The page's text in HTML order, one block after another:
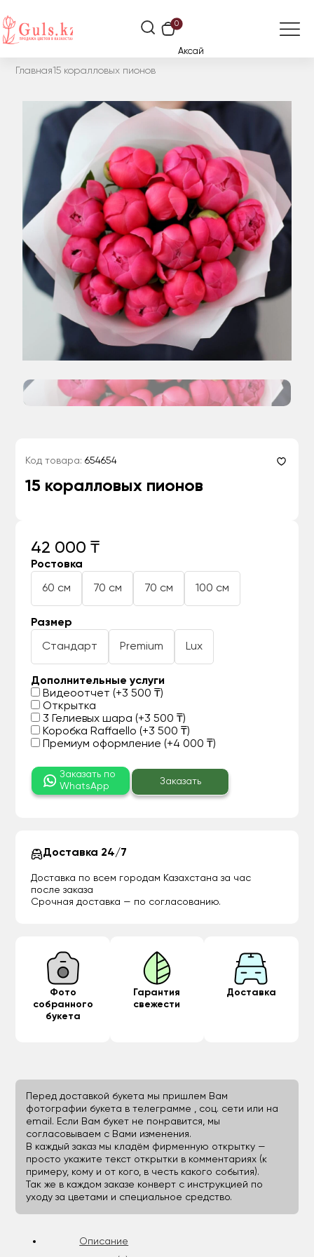
0
Аксай
Главная15 коралловых пионов
Код товара: 654654
15 коралловых пионов
42 000 ₸
Ростовка
60 см 70 см 70 см 100 см
Размер
Стандарт Premium Lux
Дополнительные услуги
Видеоотчет (+3 500 ₸)
Открытка
3 Гелиевых шара (+3 500 ₸)
Коробка Raffaello (+3 500 ₸)
Премиум оформление (+4 000 ₸)
Заказать по
WhatsApp
Заказать
Доставка 24/7
Доставка по всем городам Казахстана за час
после заказа
Срочная доставка — по согласованию.
Фото
собранного
букета
Гарантия
свежести
Доставка
Перед доставкой букета мы пришлем Вам
фотографии букета в телеграмме , соц. сети или на
email. Если Вам букет не понравится, мы
согласовываем с Вами изменения.
В каждый заказ мы кладём фирменную открытку —
просто укажите текст открытки в комментариях (к
примеру, кому и от кого, в честь какого события).
Так же в каждом заказе конверт с инструкцией по
уходу за цветами и специальное средство.
Описание